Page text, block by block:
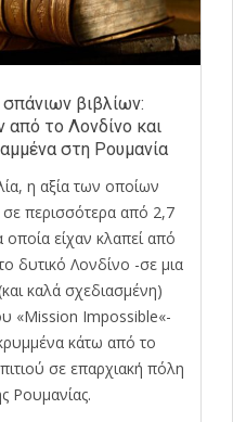
βιβλίων:
από το Λονδίνο και
στη Ρουμανία
η αξία των οποίων
σε περισσότερα από 2,7
οποία είχαν κλαπεί από
δυτικό Λονδίνο -σε μια
καλά σχεδιασμένη)
«Mission Impossible«-
κάτω από το
σε επαρχιακή πόλη
Ρουμανίας.